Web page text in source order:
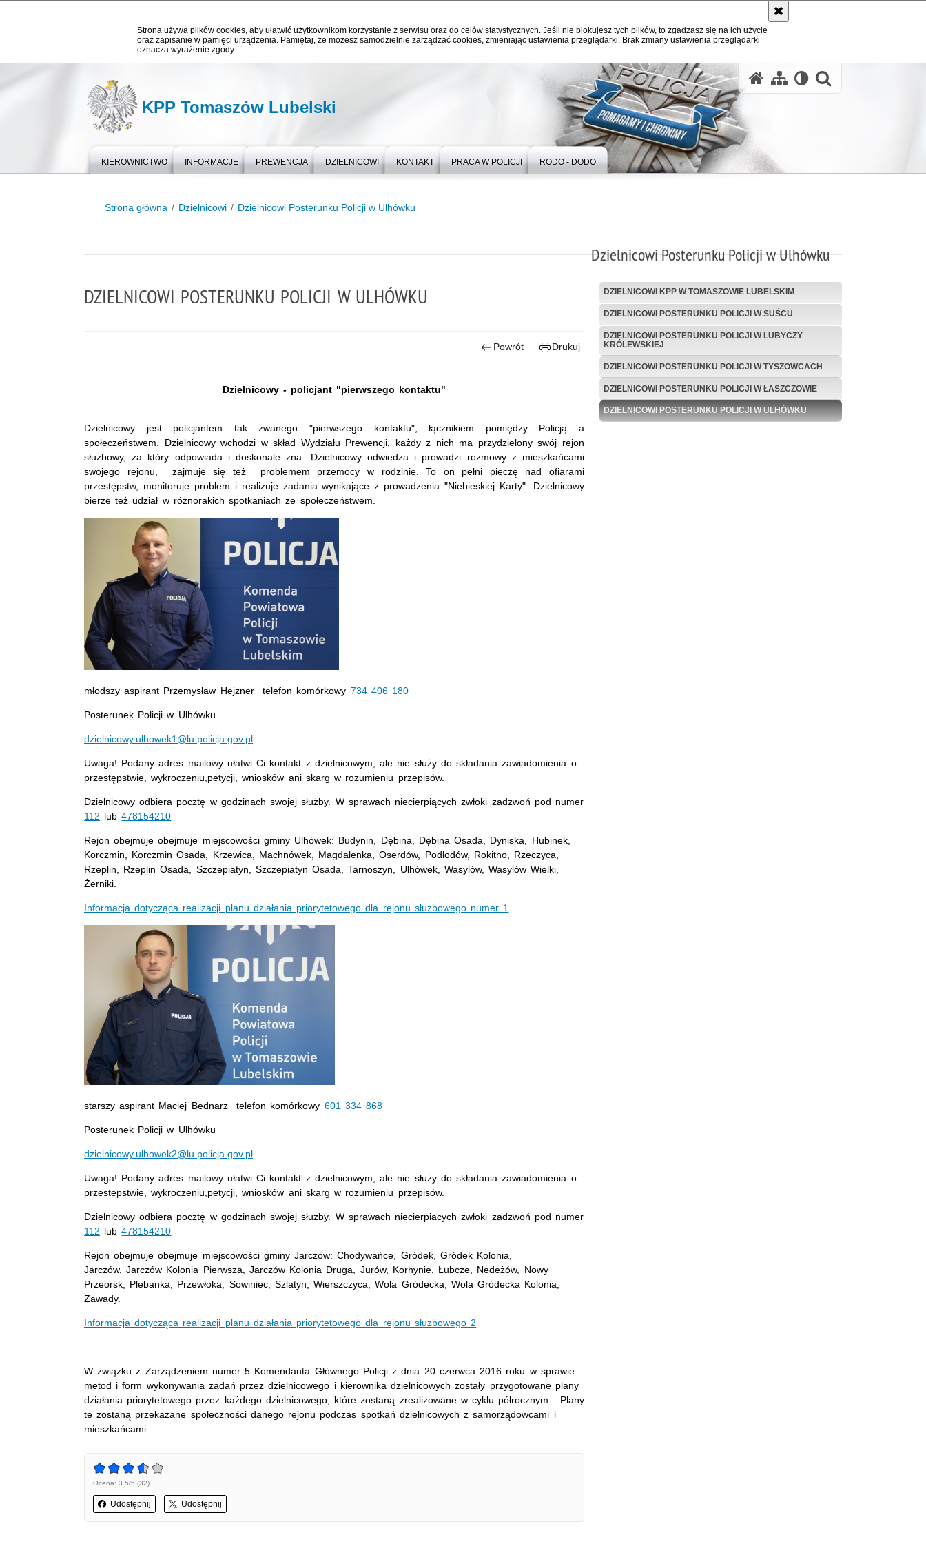
Strona używa plików cookies, aby ułatwić użytkownikom korzystanie z serwisu oraz do celów statystycznych. Jeśli nie blokujesz tych plików, to zgadzasz się na ich użycie
oraz zapisanie w pamięci urządzenia. Pamiętaj, że możesz samodzielnie zarządzać cookies, zmieniając ustawienia przeglądarki. Brak zmiany ustawienia przeglądarki
oznacza wyrażenie zgody.
KPP Tomaszów Lubelski
KIEROWNICTWO INFORMACJE PREWENCJA DZIELNICOWI KONTAKT PRACA W POLICJI RODO - DODO
Strona główna Dzielnicowi Dzielnicowi Posterunku Policji w Ulhówku
Dzielnicowi Posterunku Policji w Ulhówku
DZIELNICOWI POSTERUNKU POLICJI W ULHÓWKU
Powrót Drukuj
Dzielnicowy - policjant "pierwszego kontaktu"
Dzielnicowy jest policjantem tak zwanego "pierwszego kontaktu", łącznikiem pomiędzy Policją a
społeczeństwem. Dzielnicowy wchodzi w skład Wydziału Prewencji, każdy z nich ma przydzielony swój rejon
służbowy, za który odpowiada i doskonale zna. Dzielnicowy odwiedza i prowadzi rozmowy z mieszkańcami
swojego rejonu, zajmuje się też problemem przemocy w rodzinie. To on pełni pieczę nad ofiarami
przestępstw, monitoruje problem i realizuje zadania wynikające z prowadzenia "Niebieskiej Karty". Dzielnicowy
bierze też udział w różnorakich spotkaniach ze społeczeństwem.
młodszy aspirant Przemysław Hejzner telefon komórkowy 734 406 180
Posterunek Policji w Ulhówku
dzielnicowy.ulhowek1@lu.policja.gov.pl
Uwaga! Podany adres mailowy ułatwi Ci kontakt z dzielnicowym, ale nie służy do składania zawiadomienia o
przestępstwie, wykroczeniu,petycji, wniosków ani skarg w rozumieniu przepisów.
Dzielnicowy odbiera pocztę w godzinach swojej służby. W sprawach niecierpiących zwłoki zadzwoń pod numer
112 lub478154210
Rejon obejmuje obejmuje miejscowości gminy Ulhówek: Budynin, Dębina, Dębina Osada, Dyniska, Hubinek,
Korczmin, Korczmin Osada, Krzewica, Machnówek, Magdalenka, Oserdów, Podlodów, Rokitno, Rzeczyca,
Rzeplin, Rzeplin Osada, Szczepiatyn, Szczepiatyn Osada, Tarnoszyn, Ulhówek, Wasylów, Wasylów Wielki,
Żerniki.
Informacja dotycząca realizacji planu działania priorytetowego dla rejonu słuzbowego numer 1
starszy aspirant Maciej Bednarz telefon komórkowy 601 334 868
Posterunek Policji w Ulhówku
dzielnicowy.ulhowek2@lu.policja.gov.pl
Uwaga! Podany adres mailowy ułatwi Ci kontakt z dzielnicowym, ale nie służy do składania zawiadomienia o
przestepstwie, wykroczeniu,petycji, wniosków ani skarg w rozumieniu przepisów.
Dzielnicowy odbiera pocztę w godzinach swojej słuzby. W sprawach niecierpiacych zwłoki zadzwoń pod numer
112 lub478154210
Rejon obejmuje obejmuje miejscowości gminy Jarczów: Chodywańce, Gródek, Gródek Kolonia,
Jarczów, Jarczów Kolonia Pierwsza, Jarczów Kolonia Druga, Jurów, Korhynie, Łubcze, Nedeżów, Nowy
Przeorsk, Plebanka, Przewłoka, Sowiniec, Szlatyn, Wierszczyca, Wola Gródecka, Wola Gródecka Kolonia,
Zawady.
Informacja dotycząca realizacji planu działania priorytetowego dla rejonu słuzbowego 2
W związku z Zarządzeniem numer 5 Komendanta Głównego Policji z dnia 20 czerwca 2016 roku w sprawie
metod i form wykonywania zadań przez dzielnicowego i kierownika dzielnicowych zostały przygotowane plany
działania priorytetowego przez każdego dzielnicowego, które zostaną zrealizowane w cyklu półrocznym. Plany
te zostaną przekazane społeczności danego rejonu podczas spotkań dzielnicowych z samorządowcami i
mieszkańcami.
Ocena: 3.5/5 (32)
Udostępnij Udostępnij
DZIELNICOWI KPP W TOMASZOWIE LUBELSKIM
DZIELNICOWI POSTERUNKU POLICJI W SUŚCU
DZIELNICOWI POSTERUNKU POLICJI W LUBYCZY
KRÓLEWSKIEJ
DZIELNICOWI POSTERUNKU POLICJI W TYSZOWCACH
DZIELNICOWI POSTERUNKU POLICJI W ŁASZCZOWIE
DZIELNICOWI POSTERUNKU POLICJI W ULHÓWKU